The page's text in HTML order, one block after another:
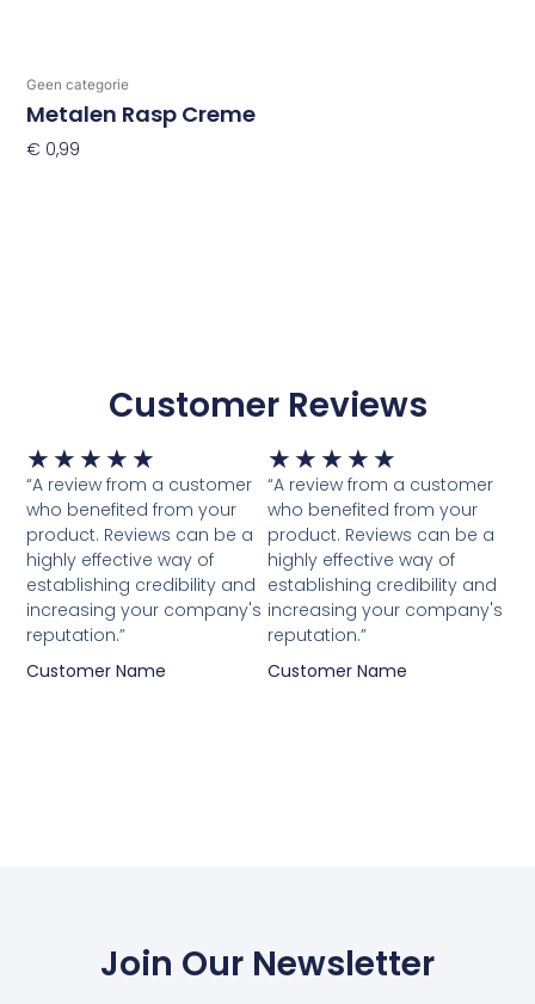
Geen categorie
Metalen Rasp Creme
€ 0,99
Customer Reviews
★ ★ ★ ★ ★ Waardering
5
van
5
“A review from a customer
who benefited from your
product. Reviews can be a
highly effective way of
establishing credibility and
increasing your company's
reputation.”
Customer Name
★ ★ ★ ★ ★
5
van
5
“A review from a customer
who benefited from your
product. Reviews can be a
highly effective way of
establishing credibility and
increasing your company's
reputation.”
Customer Name
Join Our Newsletter